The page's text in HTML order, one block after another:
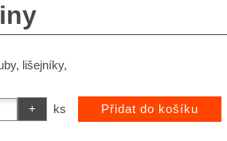
lišejníky,
ks